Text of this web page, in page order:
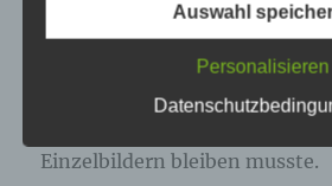
Beide waren jedoch “nicht so in
Einzelbildern bleiben musste.
Cookies / SessionStorage /
Die Internetseiten verwenden
SessionStorage. Dies dient
machen. Local Storage und
eine Technologie, mit welcher ihr
Auswahl
Personalisieren